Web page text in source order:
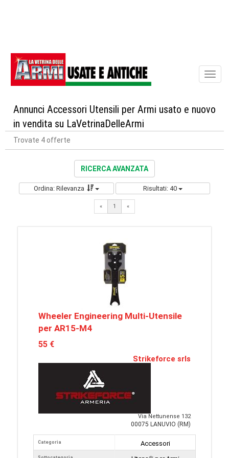
Annunci Accessori Utensili per Armi usato e nuovo
in vendita su LaVetrinaDelleArmi
Trovate 4 offerte
RICERCA AVANZATA
Ordina: Rilevanza Risultati: 40
« 1 «
Wheeler Engineering Multi-Utensile
per AR15-M4
55 €
Strikeforce srls
Via Nettunense 132
00075 LANUVIO (RM)
Categoria
Accessori